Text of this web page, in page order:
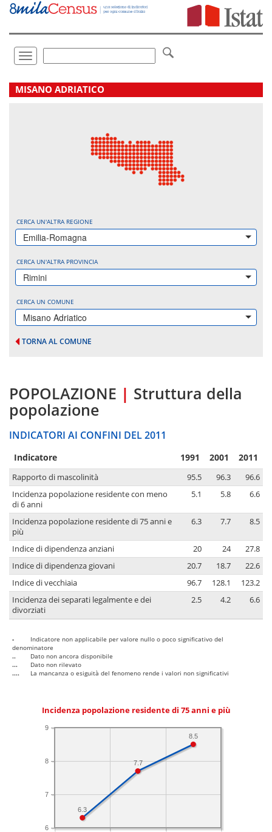
Vai
direttamente
Toggle
navigation
.
MISANO ADRIATICO
CERCA UN'ALTRA REGIONE
Emilia-Romagna
CERCA UN'ALTRA PROVINCIA
Rimini
CERCA UN COMUNE
Misano Adriatico
TORNA AL COMUNE
POPOLAZIONE | Struttura della
popolazione
INDICATORI AI CONFINI DEL 2011
Indicatore 1991 2001 2011
Rapporto di mascolinità 95.5 96.3
96.6
Incidenza popolazione residente con meno
di 6 anni
5.1 5.8 6.6
Incidenza popolazione residente di 75 anni e
più
6.3 7.7 8.5
Indice di dipendenza anziani 20 24
27.8
Indice di dipendenza giovani
20.7 18.7
22.6
Indice di vecchiaia
96.7 128.1
123.2
Incidenza dei separati legalmente e dei
divorziati
2.5 4.2 6.6
-
Indicatore non applicabile per valore nullo o poco significativo del
denominatore
..
Dato non ancora disponibile
...
Dato non rilevato
....
La mancanza o esiguità del fenomeno rende i valori non significativi
Incidenza popolazione residente di 75 anni e più
6
7
8
9
8.5
7.7
6.3